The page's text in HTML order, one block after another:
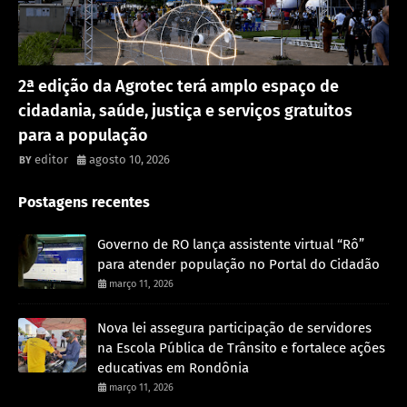
2ª edição da Agrotec terá amplo espaço de
cidadania, saúde, justiça e serviços gratuitos
para a população
editor agosto 10, 2026
Postagens recentes
Governo de RO lança assistente virtual “Rô”
para atender população no Portal do Cidadão
março 11, 2026
Nova lei assegura participação de servidores
na Escola Pública de Trânsito e fortalece ações
educativas em Rondônia
março 11, 2026